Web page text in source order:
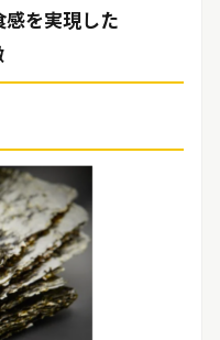
を実現した